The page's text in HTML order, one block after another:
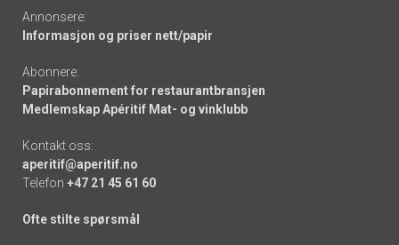
Annonsere:
Informasjon og priser nett/papir
Abonnere:
Papirabonnement for restaurantbransjen
Medlemskap Apéritif Mat- og vinklubb
Kontakt oss:
aperitif@aperitif.no
Telefon +47 21 45 61 60
Ofte stilte spørsmål